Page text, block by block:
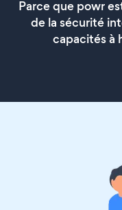
Parce que powr
de la sécurité
capacités à